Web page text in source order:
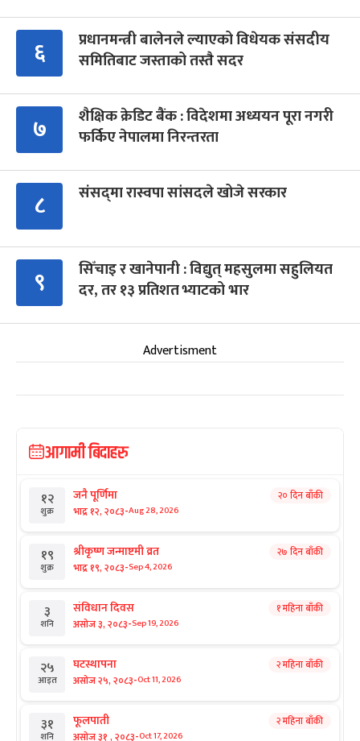
६
प्रधानमन्त्री बालेनले ल्याएको विधेयक संसदीय
समितिबाट जस्ताको तस्तै सदर
७
शैक्षिक क्रेडिट बैंक : विदेशमा अध्ययन पूरा नगरी
फर्किए नेपालमा निरन्तरता
८ संसद्‍मा रास्वपा सांसदले खोजे सरकार
९
सिँचाइ र खानेपानी : विद्युत् महसुलमा सहुलियत
दर, तर १३ प्रतिशत भ्याटको भार
Advertisment
आगामी बिदाहरु
१२
शुक्र
जनै पूर्णिमा
भाद्र १२, २०८३-Aug 28, 2026
२० दिन बाँकी
१९
शुक्र
श्रीकृष्ण जन्माष्टमी व्रत
भाद्र १९, २०८३-Sep 4, 2026
२७ दिन बाँकी
३
शनि
संविधान दिवस
असोज ३, २०८३-Sep 19, 2026
१ महिना बाँकी
२५
आइत
घटस्थापना
असोज २५, २०८३-Oct 11, 2026
२ महिना बाँकी
३१
शनि
फूलपाती
असोज ३१ , २०८३-Oct 17, 2026
२ महिना बाँकी